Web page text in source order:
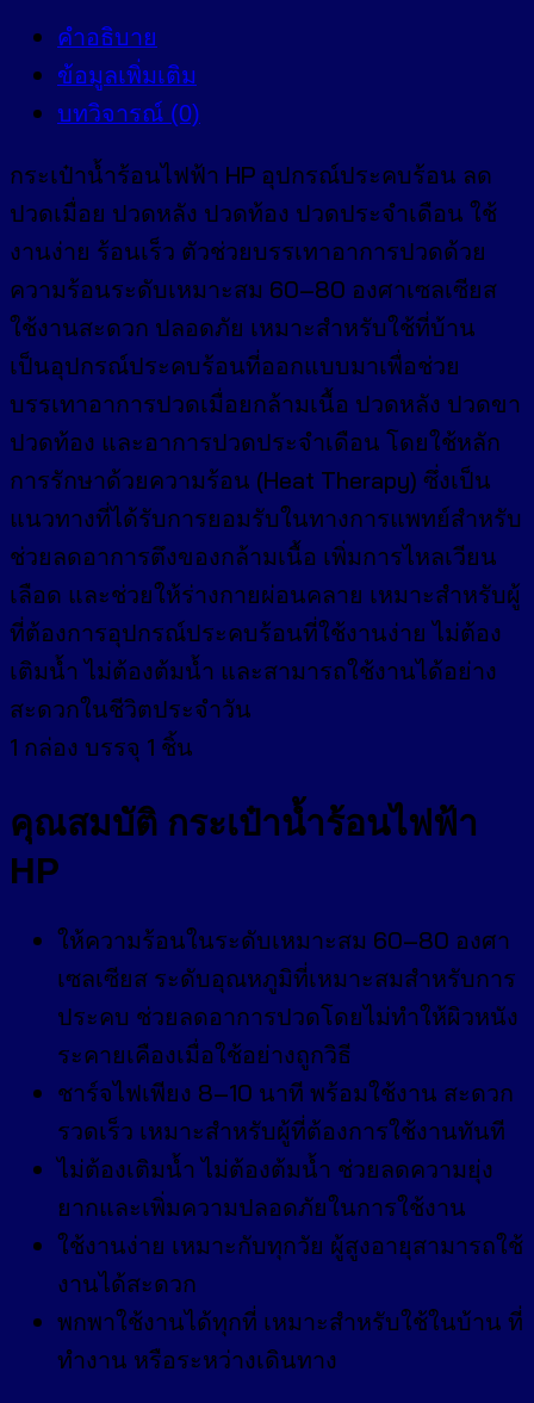
คำอธิบาย
ข้อมูลเพิ่มเติม
บทวิจารณ์ (0)
กระเป๋าน้ำร้อนไฟฟ้า HP อุปกรณ์ประคบร้อน ลด
ปวดเมื่อย ปวดหลัง ปวดท้อง ปวดประจำเดือน ใช้
งานง่าย ร้อนเร็ว ตัวช่วยบรรเทาอาการปวดด้วย
ความร้อนระดับเหมาะสม 60–80 องศาเซลเซียส
ใช้งานสะดวก ปลอดภัย เหมาะสำหรับใช้ที่บ้าน
เป็นอุปกรณ์ประคบร้อนที่ออกแบบมาเพื่อช่วย
บรรเทาอาการปวดเมื่อยกล้ามเนื้อ ปวดหลัง ปวดขา
ปวดท้อง และอาการปวดประจำเดือน โดยใช้หลัก
การรักษาด้วยความร้อน (Heat Therapy) ซึ่งเป็น
แนวทางที่ได้รับการยอมรับในทางการแพทย์สำหรับ
ช่วยลดอาการตึงของกล้ามเนื้อ เพิ่มการไหลเวียน
เลือด และช่วยให้ร่างกายผ่อนคลาย เหมาะสำหรับผู้
ที่ต้องการอุปกรณ์ประคบร้อนที่ใช้งานง่าย ไม่ต้อง
เติมน้ำ ไม่ต้องต้มน้ำ และสามารถใช้งานได้อย่าง
สะดวกในชีวิตประจำวัน
1 กล่อง บรรจุ 1 ชิ้น
คุณสมบัติ กระเป๋าน้ำร้อนไฟฟ้า
HP
ให้ความร้อนในระดับเหมาะสม 60–80 องศา
เซลเซียส ระดับอุณหภูมิที่เหมาะสมสำหรับการ
ประคบ ช่วยลดอาการปวดโดยไม่ทำให้ผิวหนัง
ระคายเคืองเมื่อใช้อย่างถูกวิธี
ชาร์จไฟเพียง 8–10 นาที พร้อมใช้งาน สะดวก
รวดเร็ว เหมาะสำหรับผู้ที่ต้องการใช้งานทันที
ไม่ต้องเติมน้ำ ไม่ต้องต้มน้ำ ช่วยลดความยุ่ง
ยากและเพิ่มความปลอดภัยในการใช้งาน
ใช้งานง่าย เหมาะกับทุกวัย ผู้สูงอายุสามารถใช้
งานได้สะดวก
พกพาใช้งานได้ทุกที่ เหมาะสำหรับใช้ในบ้าน ที่
ทำงาน หรือระหว่างเดินทาง